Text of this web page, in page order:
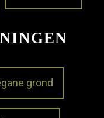
grond